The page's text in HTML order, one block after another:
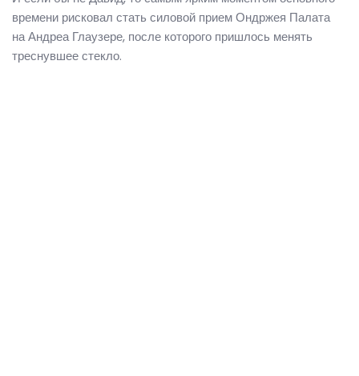
времени рисковал стать силовой прием Ондржея Палата
на Андреа Глаузере, после которого пришлось менять
треснувшее стекло.